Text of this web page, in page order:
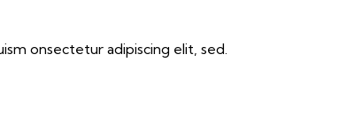
onsectetur adipiscing elit, sed.